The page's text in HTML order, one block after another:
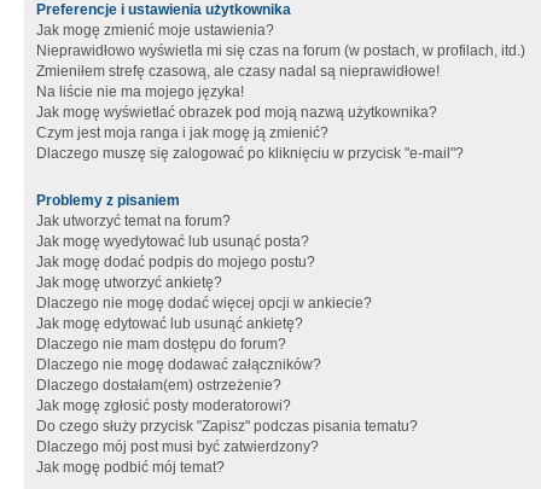
Preferencje i ustawienia użytkownika
Jak mogę zmienić moje ustawienia?
Nieprawidłowo wyświetla mi się czas na forum (w postach, w profilach, itd.)
Zmieniłem strefę czasową, ale czasy nadal są nieprawidłowe!
Na liście nie ma mojego języka!
Jak mogę wyświetlać obrazek pod moją nazwą użytkownika?
Czym jest moja ranga i jak mogę ją zmienić?
Dlaczego muszę się zalogować po kliknięciu w przycisk "e-mail"?
Problemy z pisaniem
Jak utworzyć temat na forum?
Jak mogę wyedytować lub usunąć posta?
Jak mogę dodać podpis do mojego postu?
Jak mogę utworzyć ankietę?
Dlaczego nie mogę dodać więcej opcji w ankiecie?
Jak mogę edytować lub usunąć ankietę?
Dlaczego nie mam dostępu do forum?
Dlaczego nie mogę dodawać załączników?
Dlaczego dostałam(em) ostrzeżenie?
Jak mogę zgłosić posty moderatorowi?
Do czego służy przycisk "Zapisz" podczas pisania tematu?
Dlaczego mój post musi być zatwierdzony?
Jak mogę podbić mój temat?